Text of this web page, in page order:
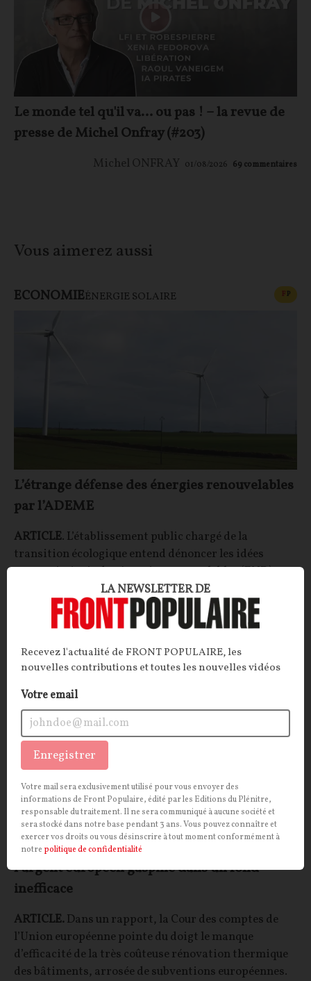
Le monde tel qu'il va… ou pas ! – la revue de
presse de Michel Onfray (#203)
Michel ONFRAY 01/08/2026 69 commentaires
Vous aimerez aussi
ECONOMIEÉNERGIE SOLAIRE FP
L’étrange défense des énergies renouvelables
par l’ADEME
ARTICLE. L’établissement public chargé de la
transition écologique entend dénoncer les idées
reçues vis-à-vis des énergies renouvelables (ENR).
Avec un argumentaire bien peu convaincant.
La Rédaction
13/07/2026 14 commentaires
ECONOMIEPASSOIRES THERMIQUES
Rénovation thermique des bâtiments :
l’argent européen gaspillé dans un fond
inefficace
ARTICLE.Dans un rapport, la Cour des comptes de
l’Union européenne pointe du doigt le manque
d’efficacité de la très coûteuse rénovation thermique
des bâtiments, arrosée de subventions européennes.
LA NEWSLETTER DE
Recevez l'actualité de FRONT POPULAIRE, les
nouvelles contributions et toutes les nouvelles vidéos
Votre email
Enregistrer
Votre mail sera exclusivement utilisé pour vous envoyer des
informations de Front Populaire, édité par les Editions du Plénitre,
responsable du traitement. Il ne sera communiqué à aucune société et
sera stocké dans notre base pendant 3 ans. Vous pouvez connaître et
exercer vos droits ou vous désinscrire à tout moment conformément à
notre politique de confidentialité